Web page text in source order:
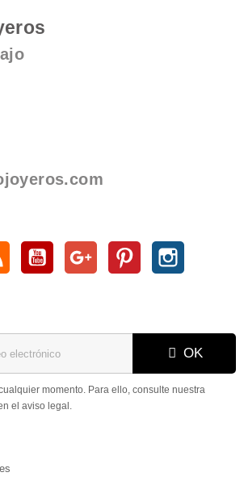
YouTube Google + Pinterest
OK
momento. Para ello, consulte nuestra
el aviso legal.